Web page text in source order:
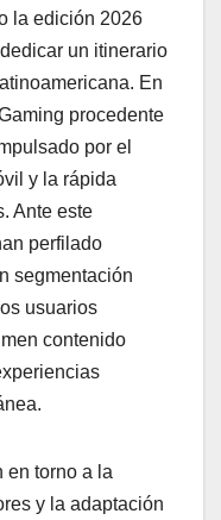
la edición 2026
un itinerario
En
procedente
por el
y la rápida
Ante este
perfilado
segmentación
usuarios
contenido
en torno a la
y la adaptación